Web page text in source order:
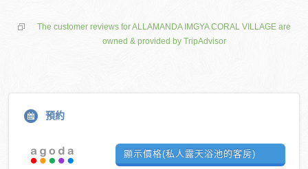
The customer reviews for ALLAMANDA IMGYA CORAL VILLAGE are
owned & provided by TripAdvisor
預約
顯示價格(私人露天浴池的客房)